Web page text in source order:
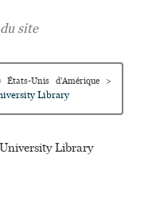
États-Unis d’Amérique >
Library
Library